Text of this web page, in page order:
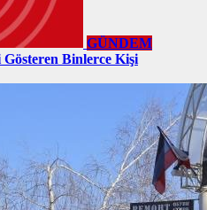
GÜNDEM
Binlerce Kişi